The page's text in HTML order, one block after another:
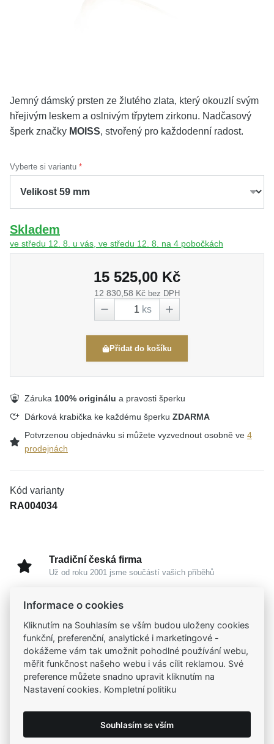
Jemný dámský prsten ze žlutého zlata, který okouzlí svým
hřejivým leskem a oslnivým třpytem zirkonu. Nadčasový
šperk značky MOISS, stvořený pro každodenní radost.
Vyberte si variantu
Skladem
ve středu 12. 8. u vás, ve středu 12. 8. na 4 pobočkách
15 525,00 Kč
12 830,58 Kč bez DPH
ks
Přidat do košíku
Záruka 100% originálu a pravosti šperku
Dárková krabička ke každému šperku ZDARMA
Potvrzenou objednávku si můžete vyzvednout osobně ve 4
prodejnách
Kód varianty
RA004034
Tradiční česká firma
Už od roku 2001 jsme součástí vašich příběhů
Široký výběr produktů
Na našem e-shopu máte výběr z tisíců šperků
Garance vysoké kvality
Certifikáty původu a kvality k vybraným šperkům
Zastavte se do jedné z našich 4 prodejen
Informace o cookies
Kliknutím na Souhlasím se vším budou uloženy cookies
funkční, preferenční, analytické i marketingové -
dokážeme vám tak umožnit pohodlné používání webu,
měřit funkčnost našeho webu i vás cílit reklamou. Své
preference můžete snadno upravit kliknutím na
Nastavení cookies. Kompletní politiku
Souhlasím se vším